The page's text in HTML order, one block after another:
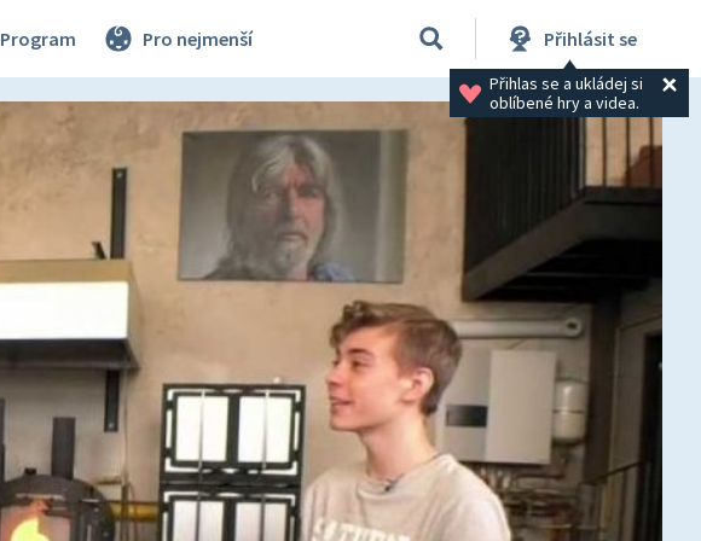
Program Pro nejmenší Přihlásit se
Přihlas se a ukládej si
oblíbené hry a videa.